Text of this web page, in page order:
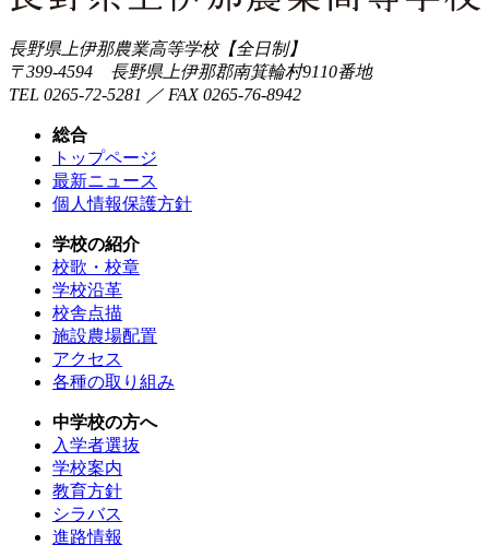
長野県上伊那農業高等学校【全日制】
〒399-4594 長野県上伊那郡南箕輪村9110番地
TEL 0265-72-5281 ／ FAX 0265-76-8942
総合
トップページ
最新ニュース
個人情報保護方針
学校の紹介
校歌・校章
学校沿革
校舎点描
施設農場配置
アクセス
各種の取り組み
中学校の方へ
入学者選抜
学校案内
教育方針
シラバス
進路情報